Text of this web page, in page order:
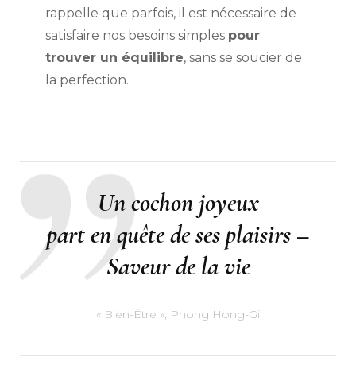
rappelle que parfois, il est nécessaire de
satisfaire nos besoins simples pour
trouver un équilibre, sans se soucier de
la perfection.
Un cochon joyeux
part en quête de ses plaisirs –
Saveur de la vie
« Bien-Être », Phong Hong-Gi